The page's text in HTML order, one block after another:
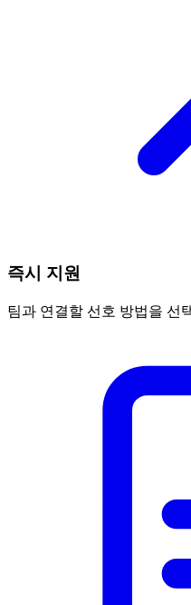
즉시 지원
팀과 연결할 선호 방법을 선